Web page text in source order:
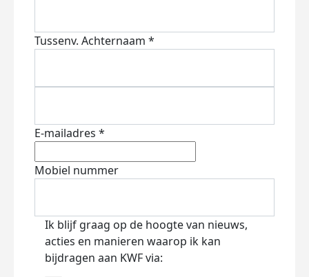
Tussenv. Achternaam *
E-mailadres *
Mobiel nummer
Ik blijf graag op de hoogte van nieuws,
acties en manieren waarop ik kan
bijdragen aan KWF via: